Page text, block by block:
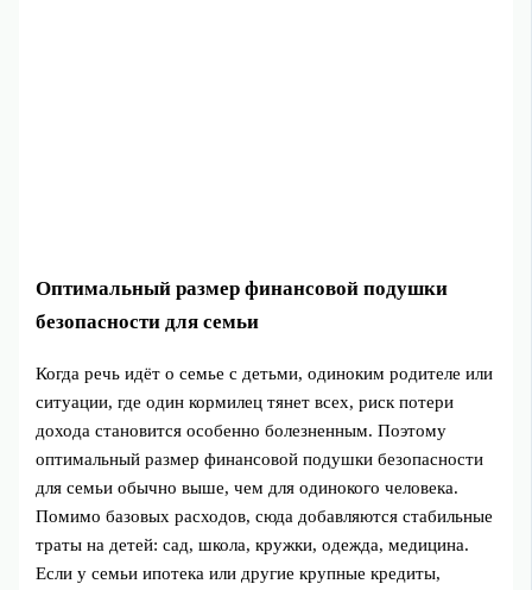
Оптимальный размер финансовой подушки
безопасности для семьи
Когда речь идёт о семье с детьми, одиноким родителе или
ситуации, где один кормилец тянет всех, риск потери
дохода становится особенно болезненным. Поэтому
оптимальный размер финансовой подушки безопасности
для семьи обычно выше, чем для одинокого человека.
Помимо базовых расходов, сюда добавляются стабильные
траты на детей: сад, школа, кружки, одежда, медицина.
Если у семьи ипотека или другие крупные кредиты,